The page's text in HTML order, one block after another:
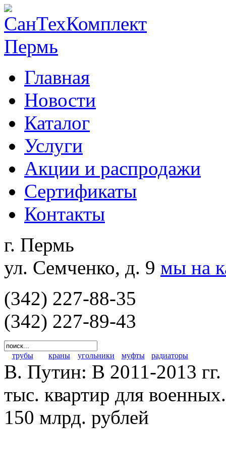
Главная
Новости
Каталог
Услуги
Акции и распродажи
Сертификаты
Контакты
г. Пермь
ул. Семченко, д. 9 мы на
(342) 227-88-35
(342) 227-89-43
трубы краны угольники муфты радиаторы
В. Путин: В 2011-2013 гг.
тыс. квартир для
150 млрд. рублей